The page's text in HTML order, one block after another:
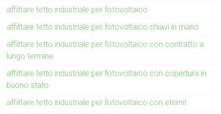
affittare tetto industriale per fotovoltaico
affittare tetto industriale per fotovoltaico chiavi in mano
affittare tetto industriale per fotovoltaico con contratto a
lungo termine
affittare tetto industriale per fotovoltaico con copertura in
buono stato
affittare tetto industriale per fotovoltaico con eternit